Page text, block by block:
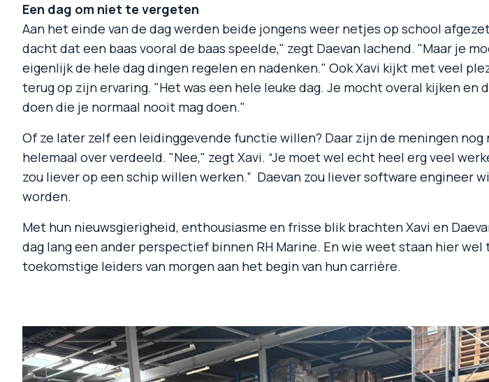
Een dag om niet te vergeten
Aan het einde van de dag werden beide jongens weer netjes op school
dacht dat een baas vooral de baas speelde," zegt Daevan lachend. "Maar je
eigenlijk de hele dag dingen regelen en nadenken." Ook Xavi kijkt met veel
terug op zijn ervaring. "Het was een hele leuke dag. Je mocht overal kijken en
doen die je normaal nooit mag doen."
Of ze later zelf een leidinggevende functie willen? Daar zijn de meningen nog
helemaal over verdeeld. "Nee," zegt Xavi. “Je moet wel echt heel erg veel
zou liever op een schip willen werken.” Daevan zou liever software engineer
worden.
Met hun nieuwsgierigheid, enthousiasme en frisse blik brachten Xavi en
dag lang een ander perspectief binnen RH Marine. En wie weet staan hier wel
toekomstige leiders van morgen aan het begin van hun carrière.